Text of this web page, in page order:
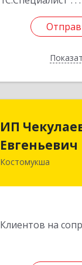
ИП
Евгеньевич
Костомукша
Клиентов на
ИП